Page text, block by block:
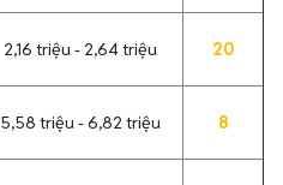
2,16 triệu - 2,64 triệu 20
5,58 triệu - 6,82 triệu 8